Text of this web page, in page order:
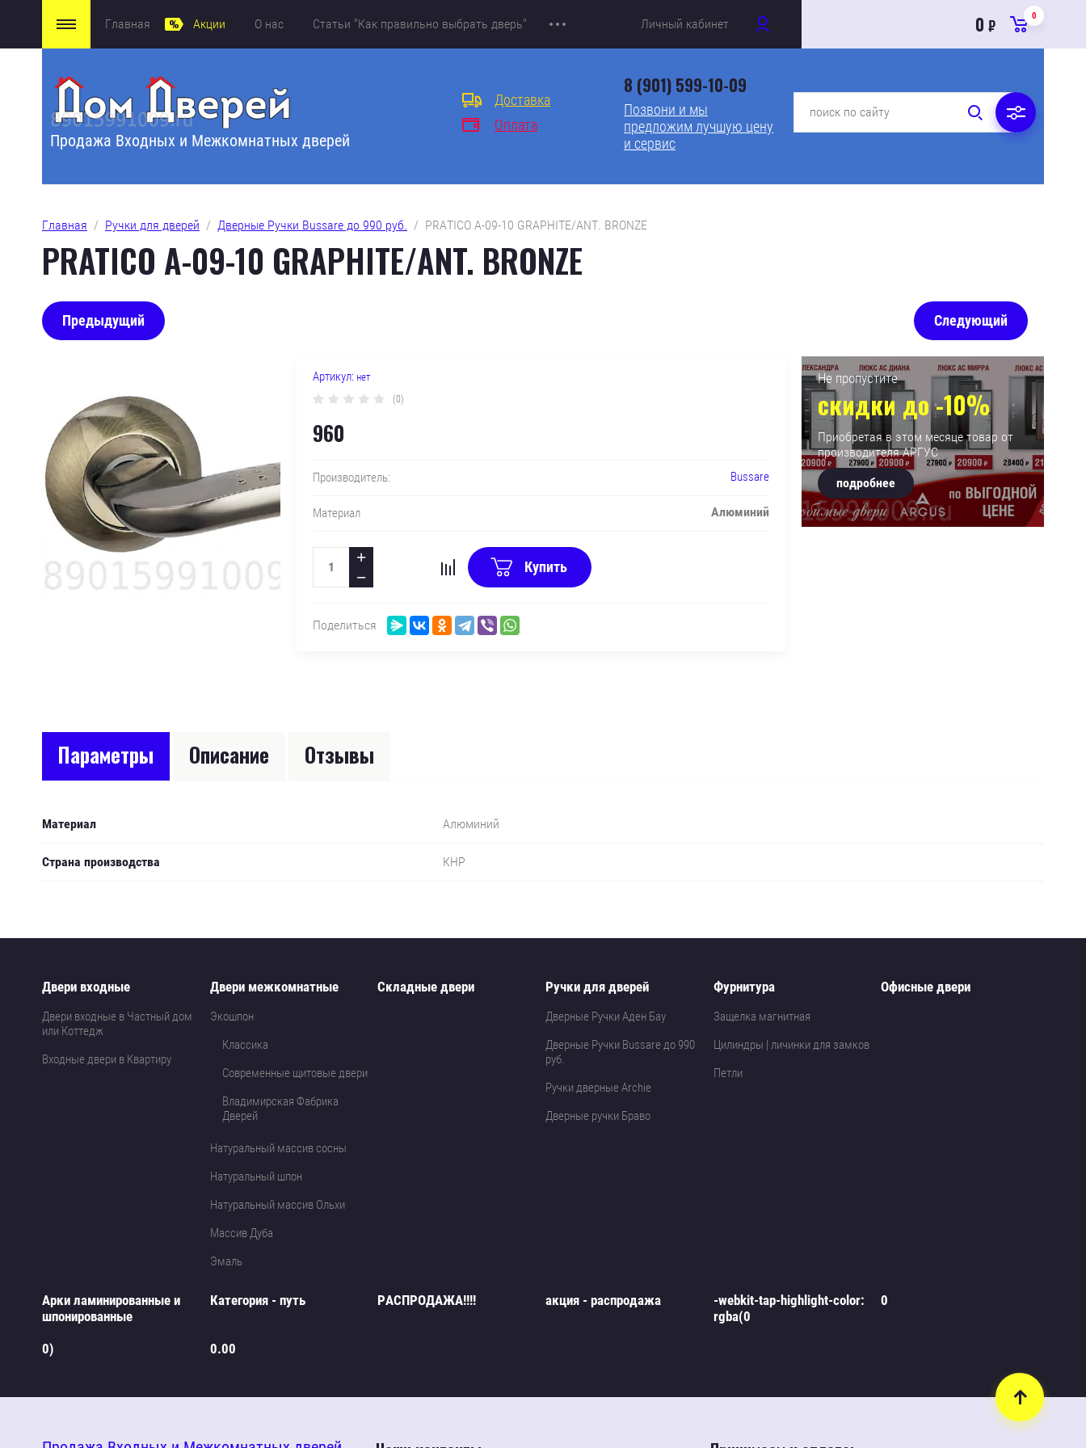
Главная Акции О нас Статьи "Как правильно выбрать дверь" Личный кабинет 0 ₽
0
Продажа Входных и Межкомнатных дверей
Доставка
Оплата
8 (901) 599-10-09
Позвони и мы
предложим лучшую цену
и сервис
Главная
  /
Ручки для дверей
  /
Дверные Ручки Bussare до 990 руб.
  /  PRATICO A-09-10 GRAPHITE/ANT. BRONZE
PRATICO A-09-10 GRAPHITE/ANT. BRONZE
Предыдущий Следующий
Артикул: нет
(0)
960
Производитель: Bussare
Материал Алюминий
+
−
Купить
Поделиться
Не пропустите
скидки до -10%
Приобретая в этом месяце товар от
производителя АРГУС
подробнее
Параметры Описание Отзывы
Материал Алюминий
Страна производства КНР
Двери входные
Двери входные в Частный дом
или Коттедж
Входные двери в Квартиру
Двери межкомнатные
Экошпон
Классика
Современные щитовые двери
Владимирская Фабрика
Дверей
Натуральный массив сосны
Натуральный шпон
Натуральный массив Ольхи
Массив Дуба
Эмаль
Складные двери Ручки для дверей
Дверные Ручки Аден Бау
Дверные Ручки Bussare до 990
руб.
Ручки дверные Archie
Дверные ручки Браво
Фурнитура
Защелка магнитная
Цилиндры | личинки для замков
Петли
Офисные двери
Арки ламинированные и
шпонированные
Категория - путь РАСПРОДАЖА!!!! акция - распродажа
-webkit-tap-highlight-color:
rgba(0
0
0) 0.00